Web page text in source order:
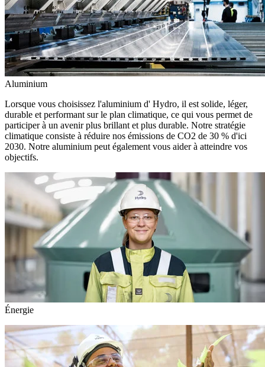
Aluminium
Lorsque vous choisissez l'aluminium d' Hydro, il est solide, léger,
durable et performant sur le plan climatique, ce qui vous permet de
participer à un avenir plus brillant et plus durable. Notre stratégie
climatique consiste à réduire nos émissions de CO2 de 30 % d'ici
2030. Notre aluminium peut également vous aider à atteindre vos
objectifs.
Énergie